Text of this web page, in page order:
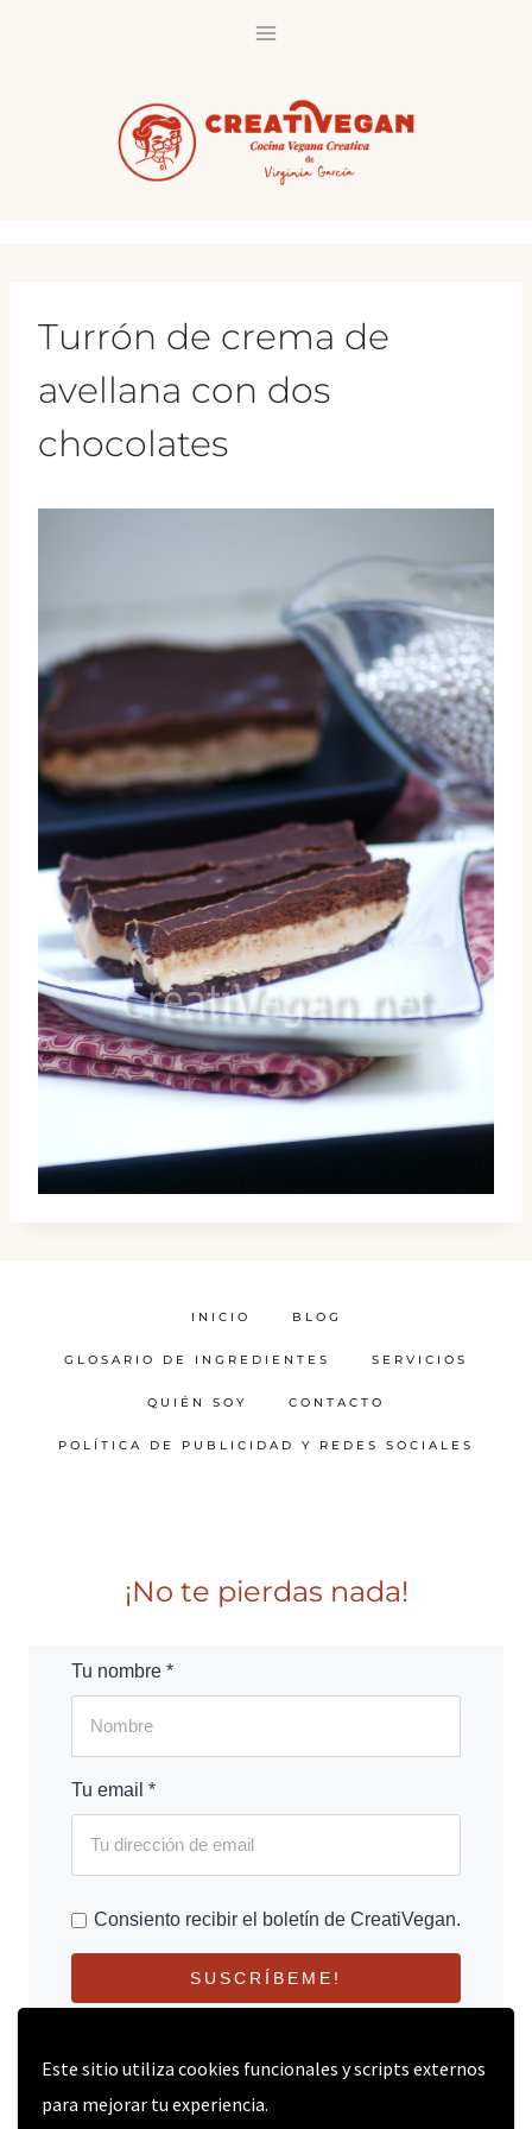
Este sitio utiliza cookies funcionales y scripts externos
para mejorar tu experiencia.
Turrón de crema de
avellana con dos
chocolates
INICIO BLOG
GLOSARIO DE INGREDIENTES SERVICIOS
QUIÉN SOY CONTACTO
POLÍTICA DE PUBLICIDAD Y REDES SOCIALES
¡No te pierdas nada!
Tu nombre *
Tu email *
Consiento recibir el boletín de CreatiVegan.
SUSCRÍBEME!